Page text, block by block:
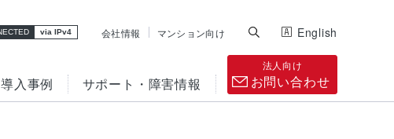
via IPv4 会社情報 マンション向け English
導入事例 サポート・障害情報
法人向け
お問い合わせ